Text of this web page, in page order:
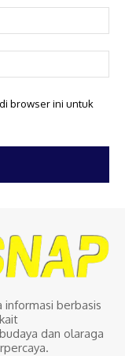
browser ini untuk
informasi berbasis
dan olaraga